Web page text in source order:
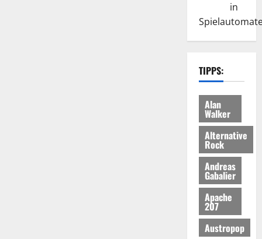
in
TIPPS:
Alan
Walker
Alternative
Rock
Andreas
Gabalier
Apache
207
Austropop